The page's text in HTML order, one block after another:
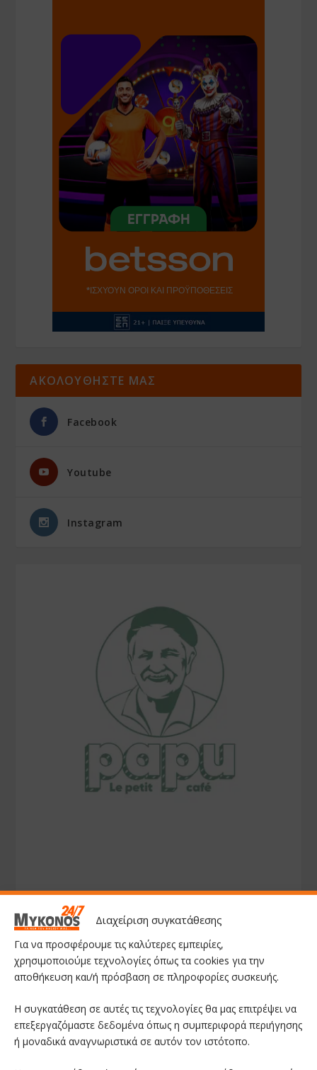
Διαχείριση συγκατάθεσης
Για να προσφέρουμε τις καλύτερες εμπειρίες,
χρησιμοποιούμε τεχνολογίες όπως τα cookies για την
αποθήκευση και/ή πρόσβαση σε πληροφορίες συσκευής.
Η συγκατάθεση σε αυτές τις τεχνολογίες θα μας επιτρέψει να
επεξεργαζόμαστε δεδομένα όπως η συμπεριφορά περιήγησης
ή μοναδικά αναγνωριστικά σε αυτόν τον ιστότοπο.
ΑΚΟΛΟΥΘΗΣΤΕ ΜΑΣ
Facebook
Youtube
Instagram